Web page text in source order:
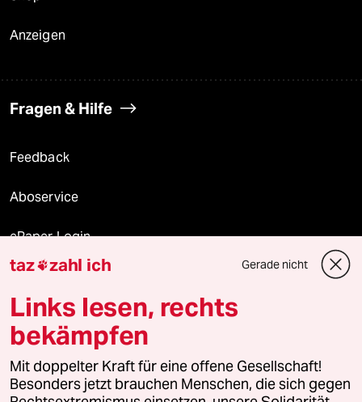
Anzeigen
Fragen & Hilfe
Feedback
Aboservice
ePaper Login
Downloads für Abonnierende
© 2026 taz Verlags und Vertriebs GmbH
Alle Rechte vorbehalten. Bei rechtlichen Fragen oder für Genehmigungen
wenden Sie sich bitte an lizenzen@taz.de
taz zahl ich Gerade nicht
Links lesen, rechts
bekämpfen
Mit doppelter Kraft für eine offene Gesellschaft!
Besonders jetzt brauchen Menschen, die sich gegen